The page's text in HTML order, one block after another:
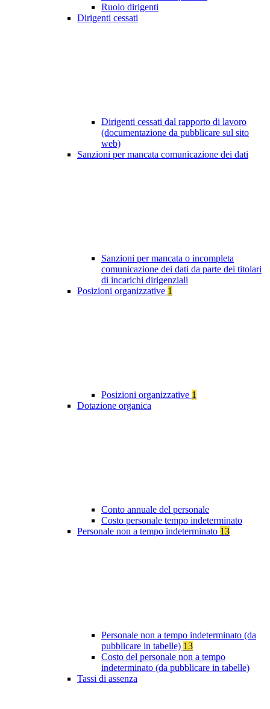
Ruolo dirigenti
Dirigenti cessati
Dirigenti cessati dal rapporto di lavoro
(documentazione da pubblicare sul sito
web)
Sanzioni per mancata comunicazione dei dati
Sanzioni per mancata o incompleta
comunicazione dei dati da parte dei titolari
di incarichi dirigenziali
Posizioni organizzative 1
Posizioni organizzative 1
Dotazione organica
Conto annuale del personale
Costo personale tempo indeterminato
Personale non a tempo indeterminato 13
Personale non a tempo indeterminato (da
pubblicare in tabelle) 13
Costo del personale non a tempo
indeterminato (da pubblicare in tabelle)
Tassi di assenza